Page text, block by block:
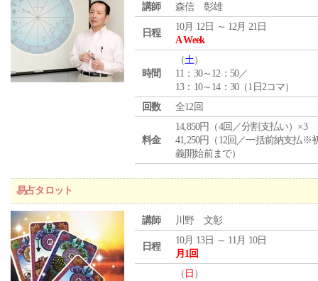
講師 森信 彰雄
日程
10月 12日 ～ 12月 21日
A Week
時間
（土）
11：30～12：50／
13：10～14：30（1日2コマ）
回数
全12回
料金
14,850円（4回／分割支払い）×3
41,250円（12回／一括前納支払※
義開始前まで）
易占タロット
講師 川野 文彰
日程
10月 13日 ～ 11月 10日
月1回
（ 日 ）